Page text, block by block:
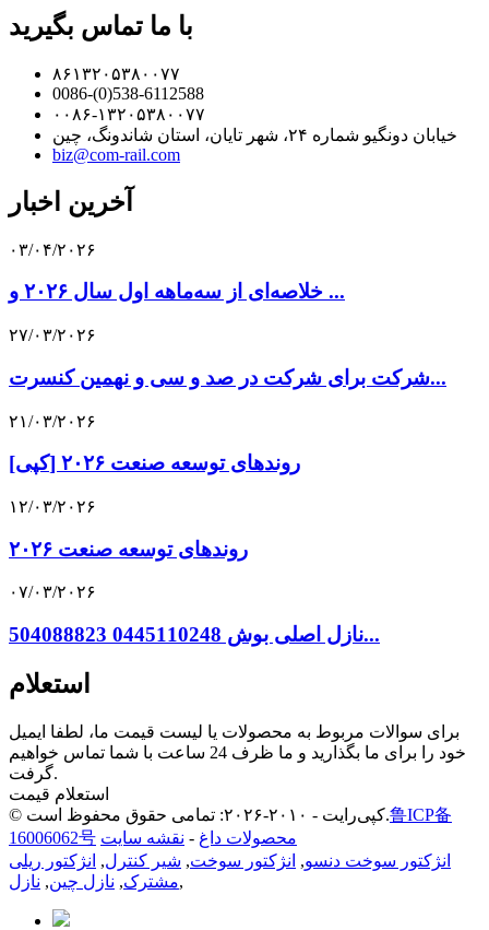
با ما تماس بگیرید
۸۶۱۳۲۰۵۳۸۰۰۷۷
0086-(0)538-6112588
۰۰۸۶-۱۳۲۰۵۳۸۰۰۷۷
خیابان دونگیو شماره ۲۴، شهر تایان، استان شاندونگ، چین
biz@com-rail.com
آخرین اخبار
۰۳/۰۴/۲۰۲۶
خلاصه‌ای از سه‌ماهه اول سال ۲۰۲۶ و ...
۲۷/۰۳/۲۰۲۶
شرکت برای شرکت در صد و سی و نهمین کنسرت...
۲۱/۰۳/۲۰۲۶
[کپی] روندهای توسعه صنعت ۲۰۲۶
۱۲/۰۳/۲۰۲۶
روندهای توسعه صنعت ۲۰۲۶
۰۷/۰۳/۲۰۲۶
نازل اصلی بوش 0445110248 504088823...
استعلام
برای سوالات مربوط به محصولات یا لیست قیمت ما، لطفا ایمیل
خود را برای ما بگذارید و ما ظرف 24 ساعت با شما تماس خواهیم
گرفت.
استعلام قیمت
© کپی‌رایت - ۲۰۱۰-۲۰۲۶: تمامی حقوق محفوظ است.鲁ICP备
16006062号
محصولات داغ - نقشه سایت
انژکتور سوخت دنسو, انژکتور سوخت, شیر کنترل, انژکتور ریلی
مشترک, نازل چین, نازل ,